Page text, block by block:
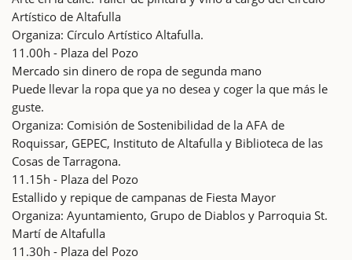
Artístico de Altafulla
Organiza: Círculo Artístico Altafulla.
11.00h - Plaza del Pozo
Mercado sin dinero de ropa de segunda mano
Puede llevar la ropa que ya no desea y coger la que más le
guste.
Organiza: Comisión de Sostenibilidad de la AFA de
Roquissar, GEPEC, Instituto de Altafulla y Biblioteca de las
Cosas de Tarragona.
11.15h - Plaza del Pozo
Estallido y repique de campanas de Fiesta Mayor
Organiza: Ayuntamiento, Grupo de Diablos y Parroquia St.
Martí de Altafulla
11.30h - Plaza del Pozo